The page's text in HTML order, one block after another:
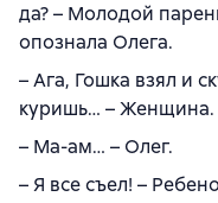
да? – Молодой
опознала Олега.
– Ага, Гошка взял и
куришь… – Женщина.
– Ма-ам… – Олег.
– Я все съел! –